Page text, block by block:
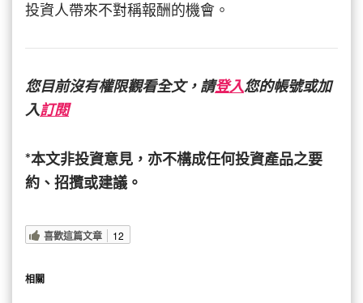
長
勁，
投資人帶來不對稱報酬的機會。
您目前沒有權限觀看全文，請登入您的帳號或加
入訂閱
*本文非投資意見，亦不構成任何投資產品之要
約、招攬或建議。
喜歡這篇文章 12
相關